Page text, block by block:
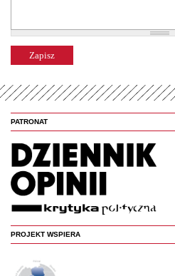
PATRONAT
PROJEKT WSPIERA